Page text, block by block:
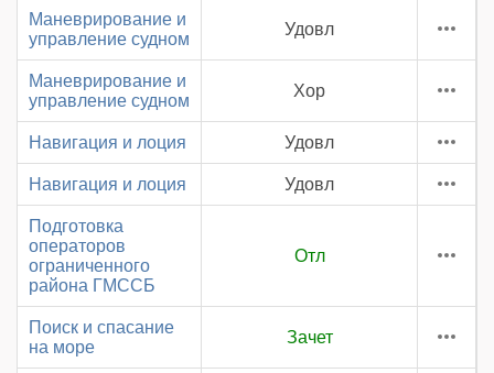
Маневрирование и
управление судном
Удовл
Маневрирование и
управление судном
Хор
Навигация и лоция Удовл
Навигация и лоция Удовл
Подготовка
операторов
ограниченного
района ГМССБ
Отл
Поиск и спасание
на море
Зачет